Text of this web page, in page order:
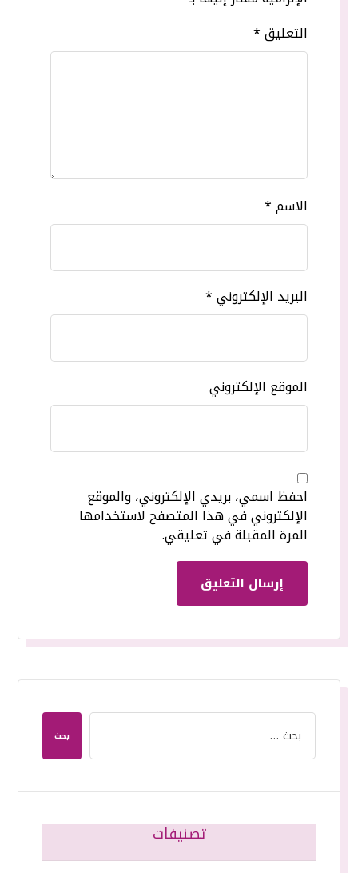
التعليق*
الاسم*
البريد الإلكتروني*
الموقع الإلكتروني
احفظ اسمي، بريدي الإلكتروني، والموقع
الإلكتروني في هذا المتصفح لاستخدامها
المرة المقبلة في تعليقي.
إرسال التعليق
بحث
تصنيفات